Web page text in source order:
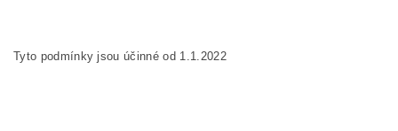
Tyto podmínky jsou účinné od 1.1.2022